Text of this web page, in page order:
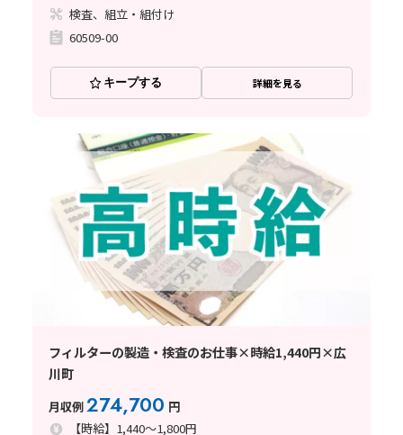
検査、組立・組付け
60509-00
キープする 詳細を見る
フィルターの製造・検査のお仕事×時給1,440円×広
川町
月収例274,700 円
【時給】1,440～1,800円